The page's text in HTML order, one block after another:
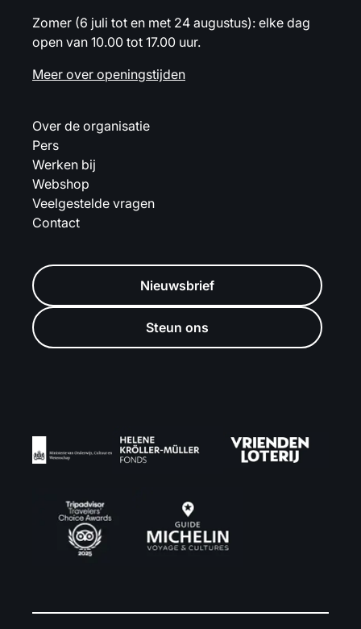
Zomer (6 juli tot en met 24 augustus): elke dag
open van 10.00 tot 17.00 uur.
Meer over openingstijden
Over de organisatie
Pers
Werken bij
Webshop
Veelgestelde vragen
Contact
Nieuwsbrief
Steun ons